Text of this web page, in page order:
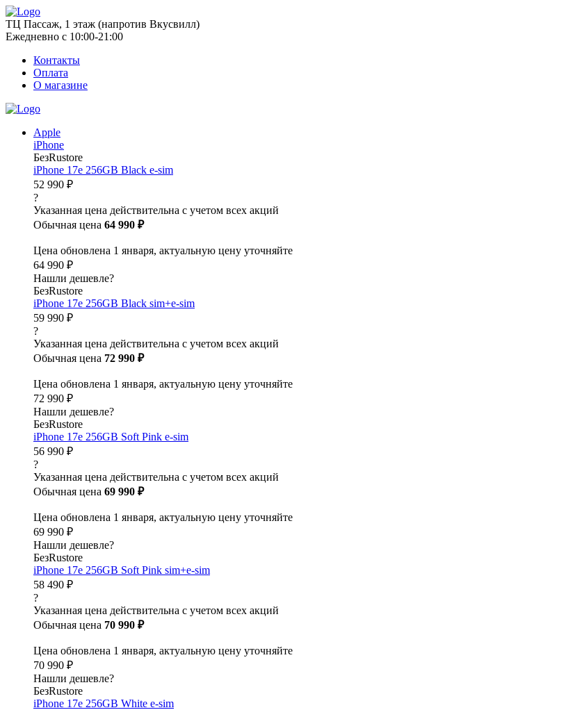
ТЦ Пассаж, 1 этаж (напротив Вкусвилл)
Ежедневно с 10:00-21:00
Контакты
Оплата
О магазине
Apple
iPhone
БезRustore
iPhone 17e 256GB Black e-sim
52 990 ₽
?
Указанная цена действительна с учетом всех акций
Обычная цена 64 990 ₽
Цена обновлена 1 января, актуальную цену уточняйте
64 990 ₽
Нашли дешевле?
БезRustore
iPhone 17e 256GB Black sim+e-sim
59 990 ₽
?
Указанная цена действительна с учетом всех акций
Обычная цена 72 990 ₽
Цена обновлена 1 января, актуальную цену уточняйте
72 990 ₽
Нашли дешевле?
БезRustore
iPhone 17e 256GB Soft Pink e-sim
56 990 ₽
?
Указанная цена действительна с учетом всех акций
Обычная цена 69 990 ₽
Цена обновлена 1 января, актуальную цену уточняйте
69 990 ₽
Нашли дешевле?
БезRustore
iPhone 17e 256GB Soft Pink sim+e-sim
58 490 ₽
?
Указанная цена действительна с учетом всех акций
Обычная цена 70 990 ₽
Цена обновлена 1 января, актуальную цену уточняйте
70 990 ₽
Нашли дешевле?
БезRustore
iPhone 17e 256GB White e-sim